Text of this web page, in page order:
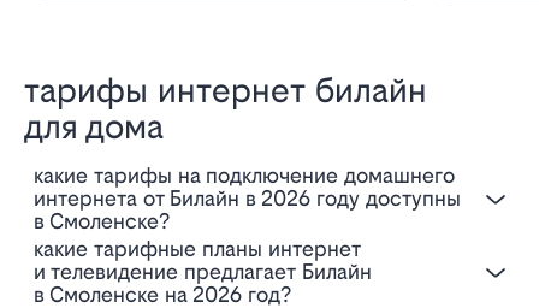
тарифы интернет билайн
для дома
Какие тарифы на подключение домашнего
интернета от Билайн в 2026 году доступны
в Смоленске?
Какие тарифные планы интернет
и телевидение предлагает Билайн
в Смоленске на 2026 год?